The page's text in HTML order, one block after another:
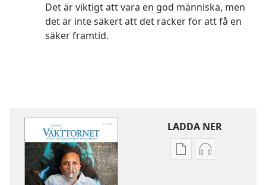
Det är viktigt att vara en god människa, men
det är inte säkert att det räcker för att få en
säker framtid.
LADDA NER
Valmöjligheter